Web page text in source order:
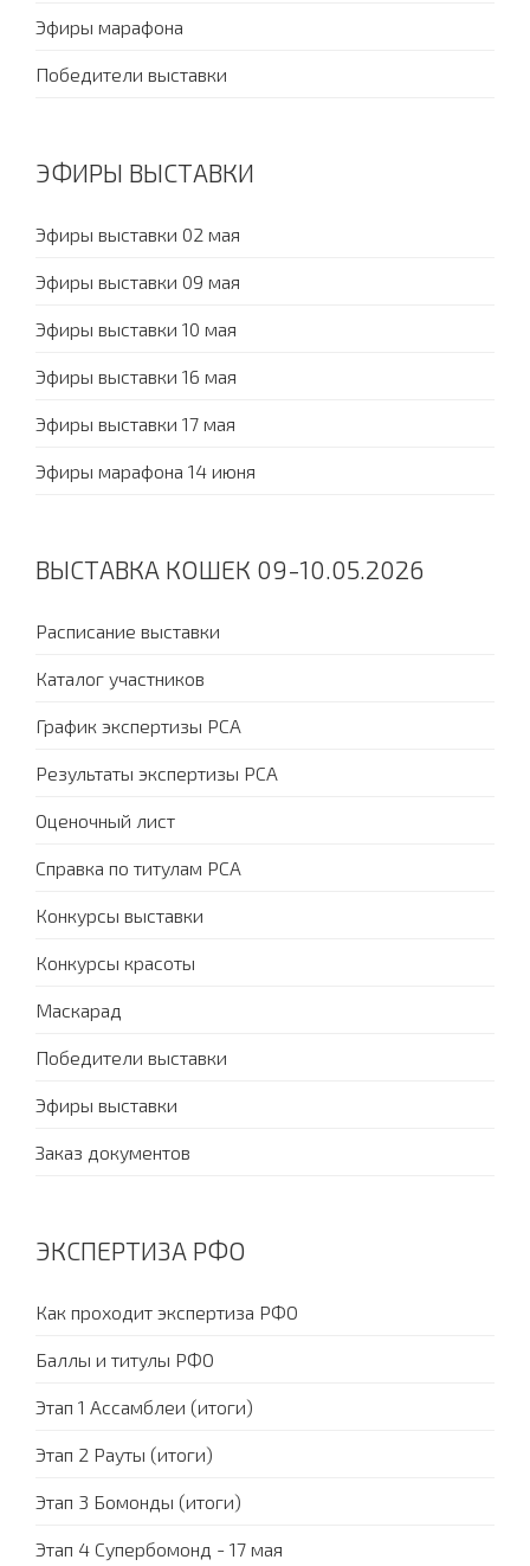
Эфиры марафона
Победители выставки
ЭФИРЫ ВЫСТАВКИ
Эфиры выставки 02 мая
Эфиры выставки 09 мая
Эфиры выставки 10 мая
Эфиры выставки 16 мая
Эфиры выставки 17 мая
Эфиры марафона 14 июня
ВЫСТАВКА КОШЕК 09-10.05.2026
Расписание выставки
Каталог участников
График экспертизы PCA
Результаты экспертизы PCA
Оценочный лист
Справка по титулам PCA
Конкурсы выставки
Конкурсы красоты
Маскарад
Победители выставки
Эфиры выставки
Заказ документов
ЭКСПЕРТИЗА РФО
Как проходит экспертиза РФО
Баллы и титулы РФО
Этап 1 Ассамблеи (итоги)
Этап 2 Рауты (итоги)
Этап 3 Бомонды (итоги)
Этап 4 Супербомонд - 17 мая